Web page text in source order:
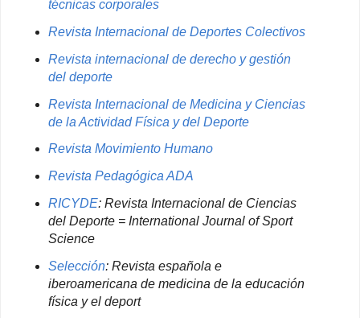
técnicas corporales
Revista Internacional de Deportes Colectivos
Revista internacional de derecho y gestión
del deporte
Revista Internacional de Medicina y Ciencias
de la Actividad Física y del Deporte
Revista Movimiento Humano
Revista Pedagógica ADA
RICYDE: Revista Internacional de Ciencias
del Deporte = International Journal of Sport
Science
Selección: Revista española e
iberoamericana de medicina de la educación
física y el deport